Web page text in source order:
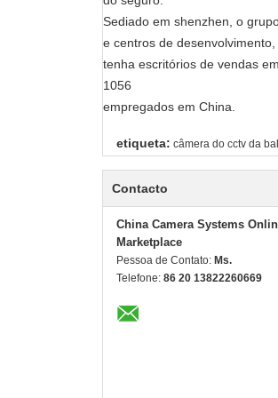
Sediado em shenzhen, o
e centros de
tenha escritórios de vendas
1056
empregados em China.
etiqueta: câmera do cctv da
Contacto
China Camera Systems
Marketplace
Pessoa de Contato: Ms.
Telefone: 86 20 13822260669